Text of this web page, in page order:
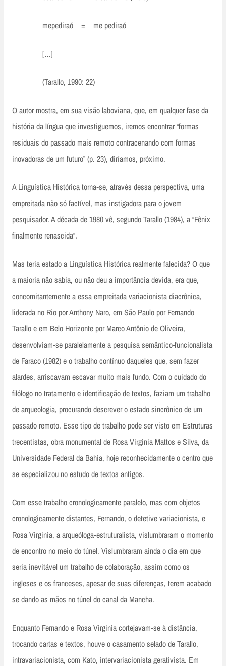
mepediraó = me pediraó
[…]
(Tarallo, 1990: 22)
O autor mostra, em sua visão laboviana, que, em qualquer fase da
história da língua que investiguemos, iremos encontrar “formas
residuais do passado mais remoto contracenando com formas
inovadoras de um futuro” (p. 23), diríamos, próximo.
A Linguística Histórica torna‑se, através dessa perspectiva, uma
empreitada não só factível, mas instigadora para o jovem
pesquisador. A década de 1980 vê, segundo Tarallo (1984), a “Fênix
finalmente renascida”.
Mas teria estado a Linguística Histórica realmente falecida? O que
a maioria não sabia, ou não deu a importância devida, era que,
concomitantemente a essa empreitada variacionista diacrônica,
liderada no Rio por Anthony Naro, em São Paulo por Fernando
Tarallo e em Belo Horizonte por Marco Antônio de Oliveira,
desenvolviam‑se paralelamente a pesquisa semântico-funcionalista
de Faraco (1982) e o trabalho contínuo daqueles que, sem fazer
alardes, arriscavam escavar muito mais fundo. Com o cuidado do
filólogo no tratamento e identificação de textos, faziam um trabalho
de arqueologia, procurando descrever o estado sincrônico de um
passado remoto. Esse tipo de trabalho pode ser visto em Estruturas
trecentistas, obra monumental de Rosa Virginia Mattos e Silva, da
Universidade Federal da Bahia, hoje reconhecidamente o centro que
se especializou no estudo de textos antigos.
Com esse trabalho cronologicamente paralelo, mas com objetos
cronologicamente distantes, Fernando, o detetive variacionista, e
Rosa Virginia, a arqueóloga‑estruturalista, vislumbraram o momento
de encontro no meio do túnel. Vislumbraram ainda o dia em que
seria inevitável um trabalho de colaboração, assim como os
ingleses e os franceses, apesar de suas diferenças, terem acabado
se dando as mãos no túnel do canal da Mancha.
Enquanto Fernando e Rosa Virginia cortejavam‑se à distância,
trocando cartas e textos, houve o casamento selado de Tarallo,
intravariacionista, com Kato, intervariacionista gerativista. Em